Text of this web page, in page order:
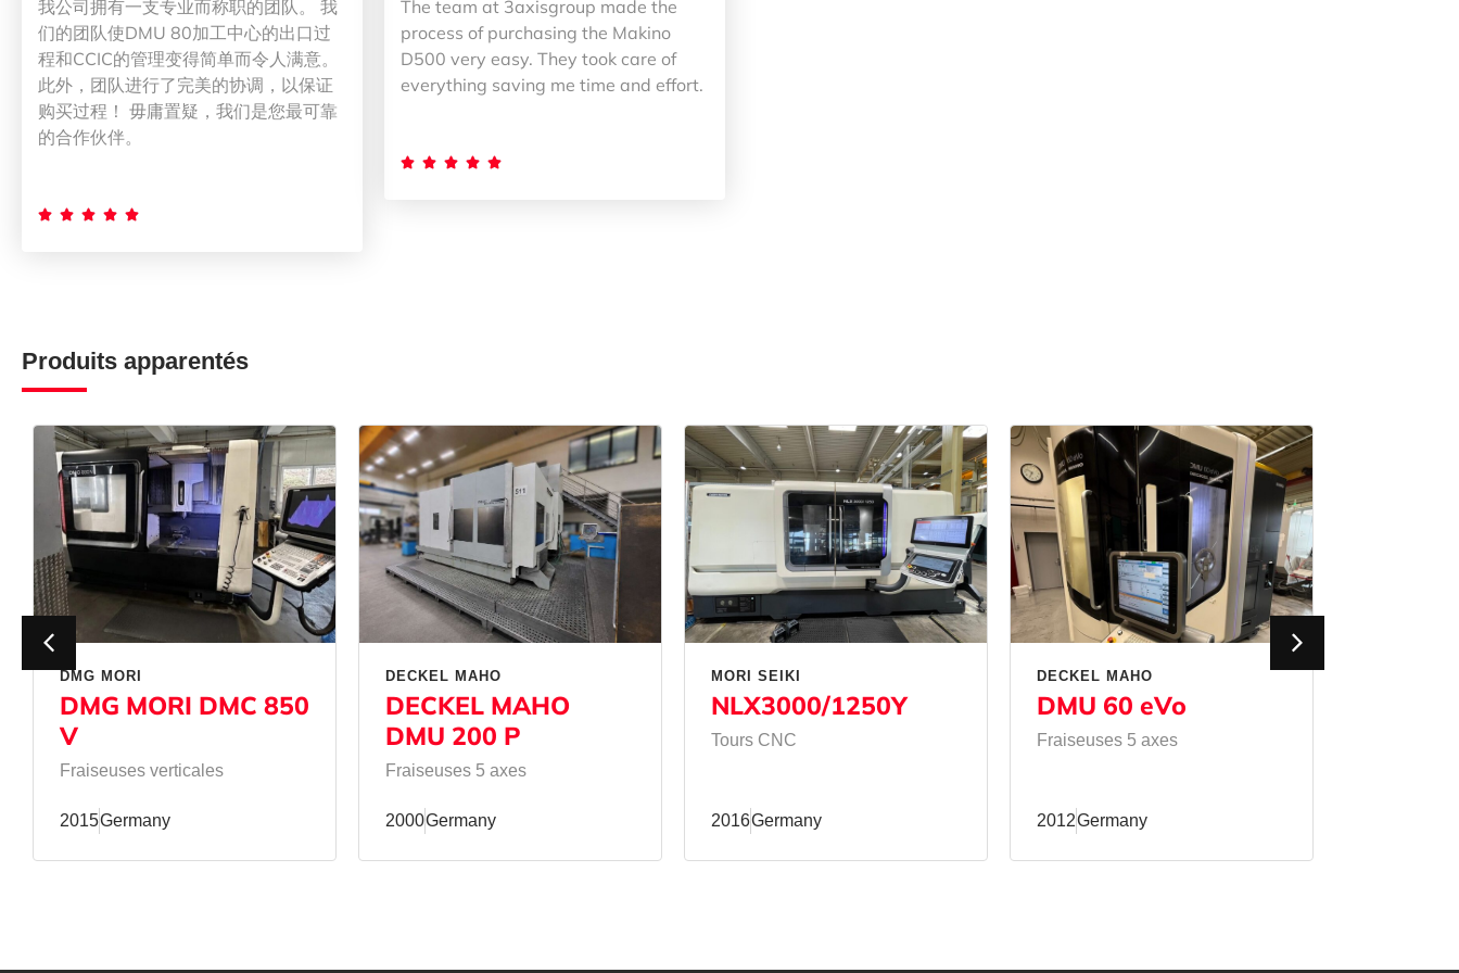
我公司拥有一支专业而称职的团队。 我
们的团队使DMU 80加工中心的出口过
程和CCIC的管理变得简单而令人满意。
此外，团队进行了完美的协调，以保证
购买过程！ 毋庸置疑，我们是您最可靠
的合作伙伴。
    
The team at 3axisgroup made the
process of purchasing the Makino
D500 very easy. They took care of
everything saving me time and effort.
    
Produits apparentés
DMG MORI
DMG MORI DMC 850
V
Fraiseuses verticales
2015Germany
DECKEL MAHO
DECKEL MAHO
DMU 200 P
Fraiseuses 5 axes
2000Germany
MORI SEIKI
NLX3000/1250Y
Tours CNC
2016Germany
DECKEL MAHO
DMU 60 eVo
Fraiseuses 5 axes
2012Germany